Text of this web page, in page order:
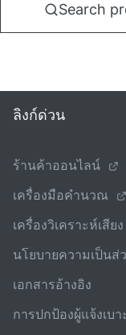
Search
ลิงก์ด่วน
ร้านค้าออนไลน์
เครื่องมือคํานวณ
เครื่องวิเคราะห์เสียง
นโยบายความเป็นส่
เอกสารอ้างอิง
การปกป้องผู้แจ้งเบา